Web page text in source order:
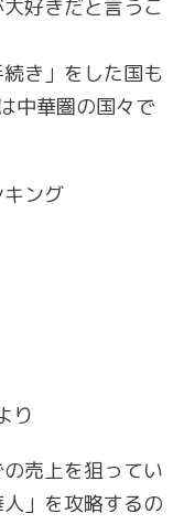
好きだと言うこ
き」をした国も
中華圏の国々で
ング
り
売上を狙ってい
」を攻略するの